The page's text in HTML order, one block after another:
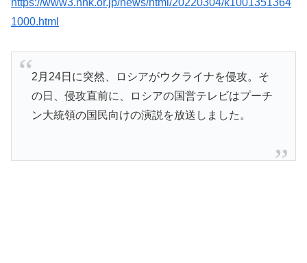
https://www3.nhk.or.jp/news/html/20220304/k1001351364
1000.html
2月24日に突然、ロシアがウクライナを侵攻。そ
の日、侵攻直前に、ロシアの国営テレビはプーチ
ン大統領の国民向けの演説を放送しました。